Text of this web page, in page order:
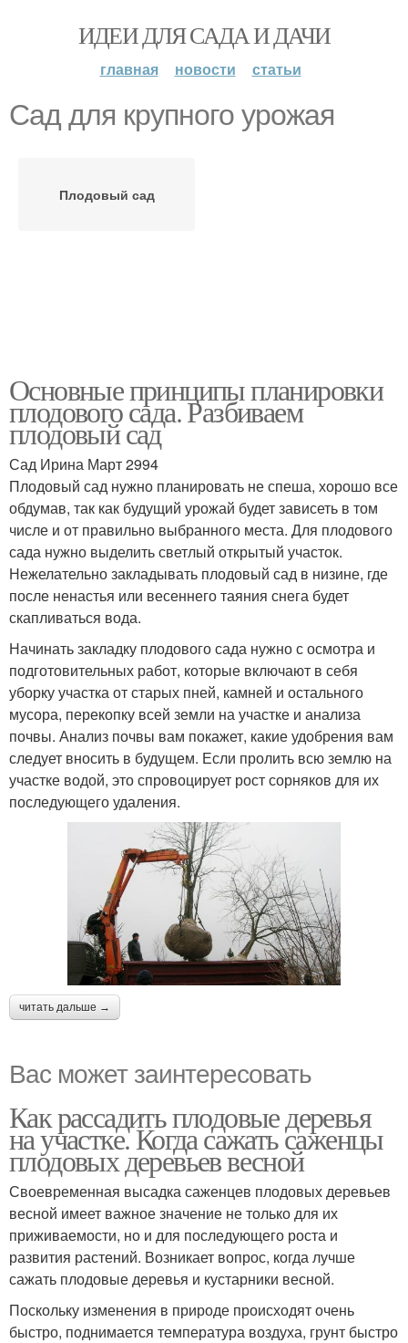
ИДЕИ ДЛЯ САДА И ДАЧИ
главная новости статьи
Сад для крупного урожая
Плодовый сад
Основные принципы планировки
плодового сада. Разбиваем
плодовый сад
Сад Ирина Март 2994
Плодовый сад нужно планировать не спеша, хорошо все
обдумав, так как будущий урожай будет зависеть в том
числе и от правильно выбранного места. Для плодового
сада нужно выделить светлый открытый участок.
Нежелательно закладывать плодовый сад в низине, где
после ненастья или весеннего таяния снега будет
скапливаться вода.
Начинать закладку плодового сада нужно с осмотра и
подготовительных работ, которые включают в себя
уборку участка от старых пней, камней и остального
мусора, перекопку всей земли на участке и анализа
почвы. Анализ почвы вам покажет, какие удобрения вам
следует вносить в будущем. Если пролить всю землю на
участке водой, это спровоцирует рост сорняков для их
последующего удаления.
читать дальше →
Вас может заинтересовать
Как рассадить плодовые деревья
на участке. Когда сажать саженцы
плодовых деревьев весной
Своевременная высадка саженцев плодовых деревьев
весной имеет важное значение не только для их
приживаемости, но и для последующего роста и
развития растений. Возникает вопрос, когда лучше
сажать плодовые деревья и кустарники весной.
Поскольку изменения в природе происходят очень
быстро, поднимается температура воздуха, грунт быстро